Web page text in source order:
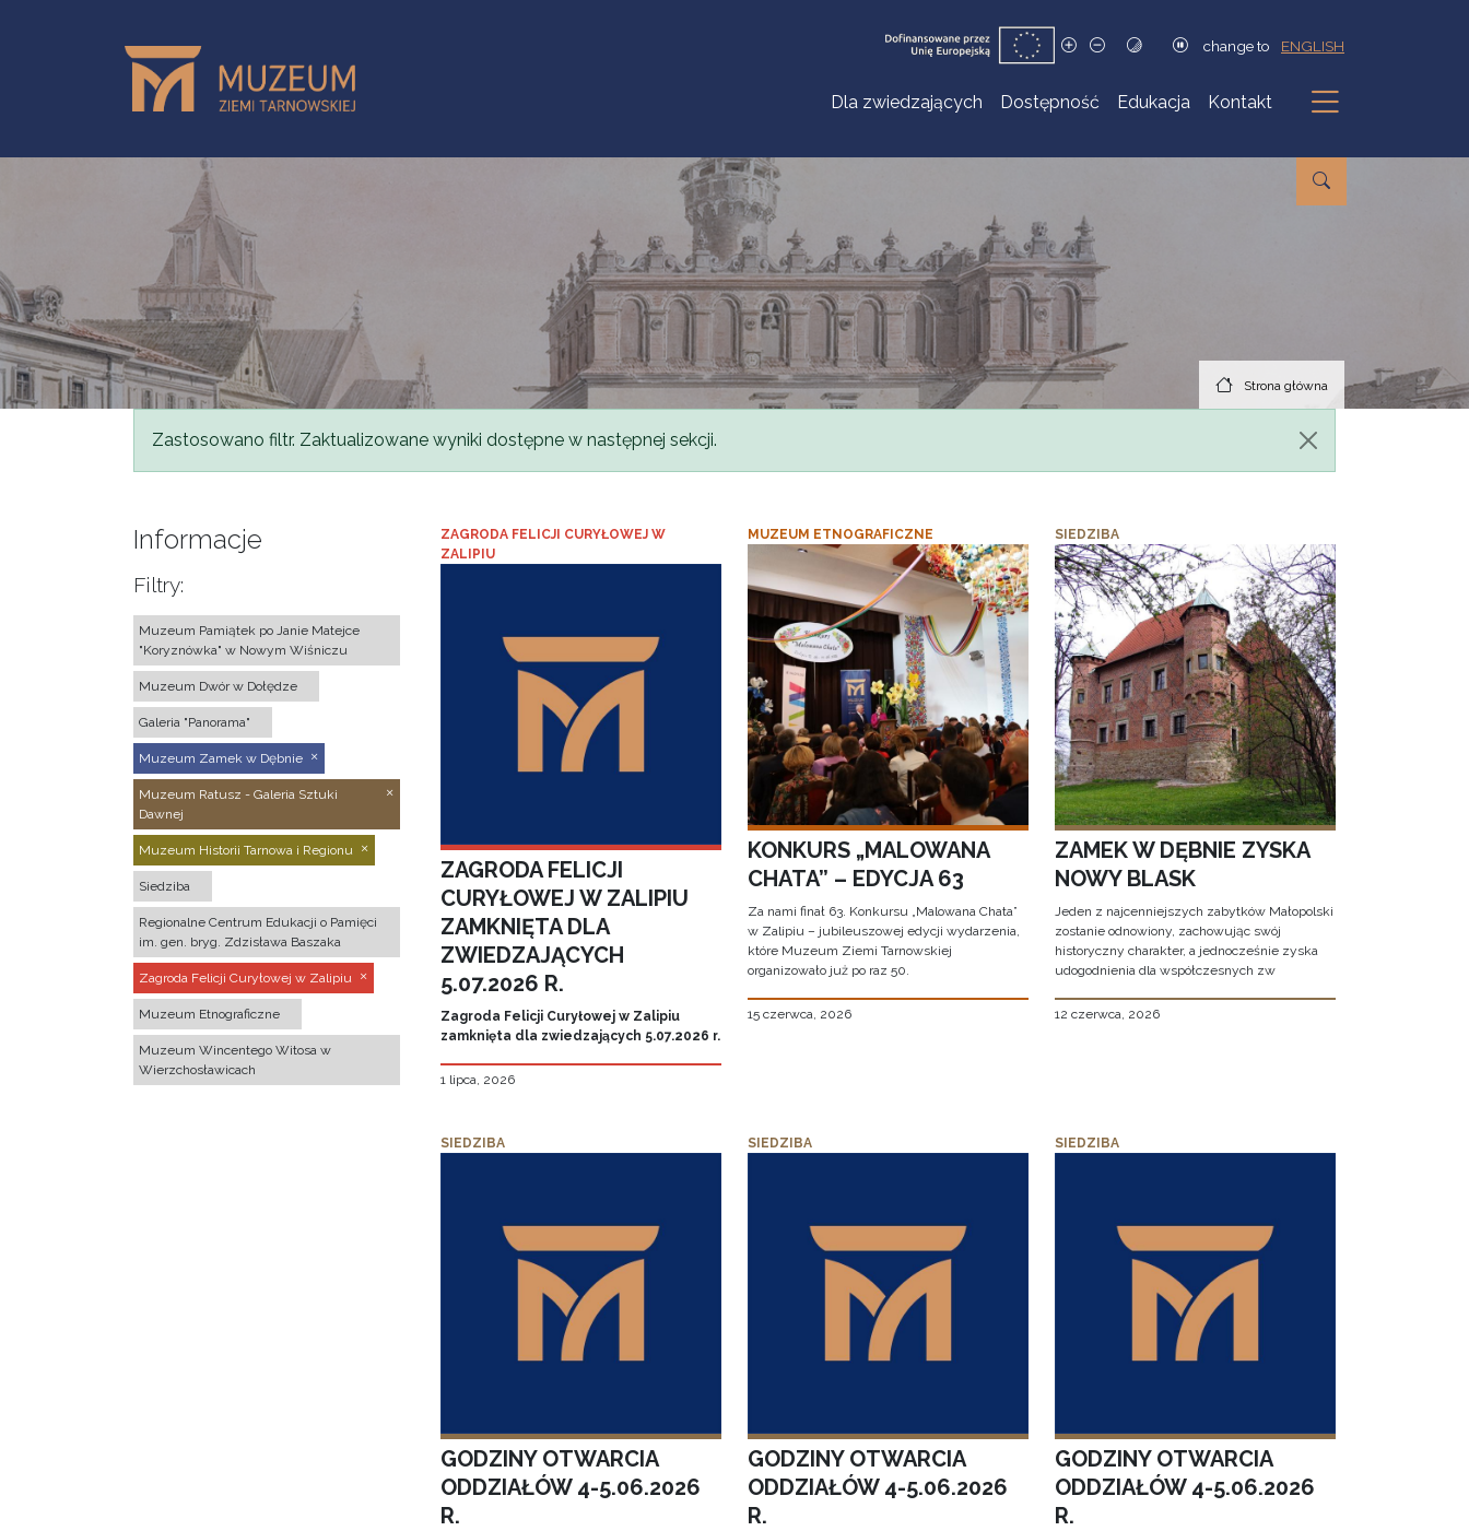
change to ENGLISH
Dla zwiedzających Dostępność Edukacja Kontakt
Podmenu
Strona główna
Komunikat
Zastosowano filtr. Zaktualizowane wyniki dostępne w następnej sekcji.
Informacje
Filtry:
Muzeum Pamiątek po Janie Matejce
"Koryznówka" w Nowym Wiśniczu
Muzeum Dwór w Dołędze
Galeria "Panorama"
Muzeum Zamek w Dębnie
Muzeum Ratusz - Galeria Sztuki
Dawnej
Muzeum Historii Tarnowa i Regionu
Siedziba
Regionalne Centrum Edukacji o Pamięci
im. gen. bryg. Zdzisława Baszaka
Zagroda Felicji Curyłowej w Zalipiu
Muzeum Etnograficzne
Muzeum Wincentego Witosa w
Wierzchosławicach
ZAGRODA FELICJI CURYŁOWEJ W
ZALIPIU
ZAGRODA FELICJI
CURYŁOWEJ W ZALIPIU
ZAMKNIĘTA DLA
ZWIEDZAJĄCYCH
5.07.2026 R.
Zagroda Felicji Curyłowej w Zalipiu
zamknięta dla zwiedzających 5.07.2026 r.
1 lipca, 2026
MUZEUM ETNOGRAFICZNE
KONKURS „MALOWANA
CHATA” – EDYCJA 63
Za nami finał 63. Konkursu „Malowana Chata”
w Zalipiu – jubileuszowej edycji wydarzenia,
które Muzeum Ziemi Tarnowskiej
organizowało już po raz 50.
15 czerwca, 2026
SIEDZIBA
ZAMEK W DĘBNIE ZYSKA
NOWY BLASK
Jeden z najcenniejszych zabytków Małopolski
zostanie odnowiony, zachowując swój
historyczny charakter, a jednocześnie zyska
udogodnienia dla współczesnych zw
12 czerwca, 2026
SIEDZIBA
GODZINY OTWARCIA
ODDZIAŁÓW 4-5.06.2026
R.
SIEDZIBA
GODZINY OTWARCIA
ODDZIAŁÓW 4-5.06.2026
R.
SIEDZIBA
GODZINY OTWARCIA
ODDZIAŁÓW 4-5.06.2026
R.